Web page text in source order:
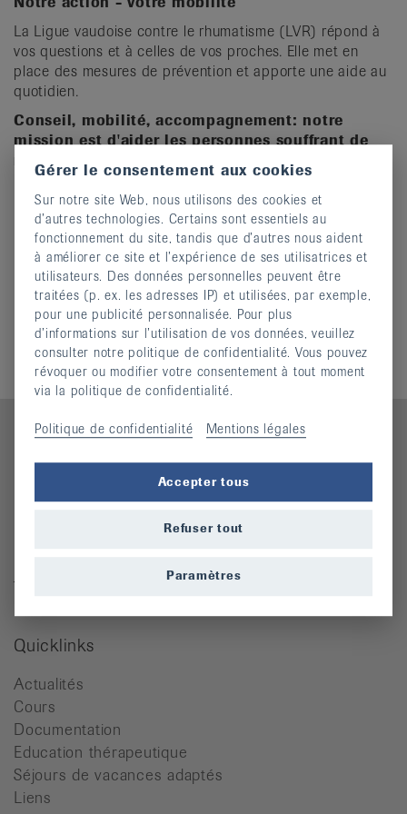
La Ligue vaudoise contre le rhumatisme (LVR) répond à
vos questions et à celles de vos proches. Elle met en
place des mesures de prévention et apporte une aide au
quotidien.
Conseil, mobilité, accompagnement: notre
mission est d'aider les personnes souffrant de
rhumatismes à mieux vivre au quotidien.
Informations complémentaires
Fonctionnement
Rapports d'activité
Financement
Mentions légales
Place de l'Hôtel-de-Ville 2
Tél. 021 623 37 07
Quicklinks
Actualités
Cours
Documentation
Education thérapeutique
Séjours de vacances adaptés
Liens
Gérer le consentement aux cookies
Sur notre site Web, nous utilisons des cookies et
d’autres technologies. Certains sont essentiels au
fonctionnement du site, tandis que d’autres nous aident
à améliorer ce site et l’expérience de ses utilisatrices et
utilisateurs. Des données personnelles peuvent être
traitées (p. ex. les adresses IP) et utilisées, par exemple,
pour une publicité personnalisée. Pour plus
d’informations sur l’utilisation de vos données, veuillez
consulter notre politique de confidentialité. Vous pouvez
révoquer ou modifier votre consentement à tout moment
via la politique de confidentialité.
Politique de confidentialité Mentions légales
Accepter tous
Refuser tout
Paramètres